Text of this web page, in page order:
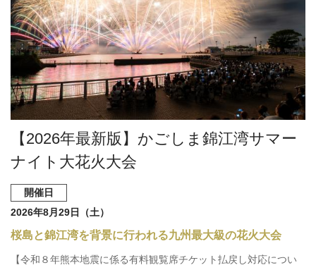
【2026年最新版】かごしま錦江湾サマー
ナイト大花火大会
開催日
2026年8月29日（土）
桜島と錦江湾を背景に行われる九州最大級の花火大会
【令和８年熊本地震に係る有料観覧席チケット払戻し対応につい